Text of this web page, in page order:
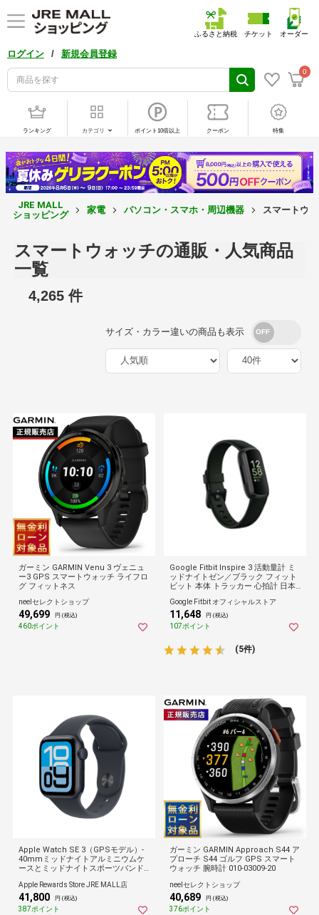
ログイン / 新規会員登録
0
ふるさと納税 チケット オーダー
ランキング カテゴリ ポイント10倍以上 クーポン 特集
JRE MALL
ショッピング
家電 パソコン・スマホ・周辺機器 スマートウ
スマートウォッチの通販・人気商品
一覧
4,265 件
サイズ・カラー違いの商品も表示
ガーミン GARMIN Venu 3 ヴェニュ
ー3 GPS スマートウォッチ ライフロ
グ フィットネス
neelセレクトショップ
49,699 円 (税込)
460ポイント
Google Fitbit Inspire 3 活動量計 ミ
ッドナイトゼン／ブラック フィット
ビット 本体 トラッカー 心拍計 日本
Google Fitbit オフィシャルストア
11,648 円 (税込)
107ポイント
(5件)
Apple Watch SE 3（GPSモデル）-
40mmミッドナイトアルミニウムケ
ースとミッドナイトスポーツバンド -
Apple Rewards Store JRE MALL店
41,800 円 (税込)
387ポイント
ガーミン GARMIN Approach S44 ア
プローチ S44 ゴルフ GPS スマート
ウォッチ 腕時計 010-03009-20
neelセレクトショップ
40,689 円 (税込)
376ポイント